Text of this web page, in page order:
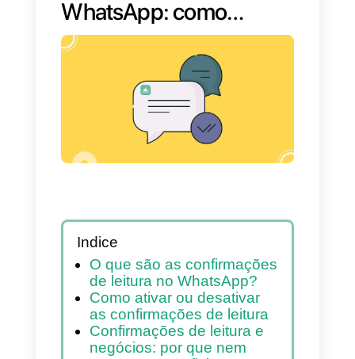
leitura no
WhatsApp: como
identificá-las e
desativá-las
Indice